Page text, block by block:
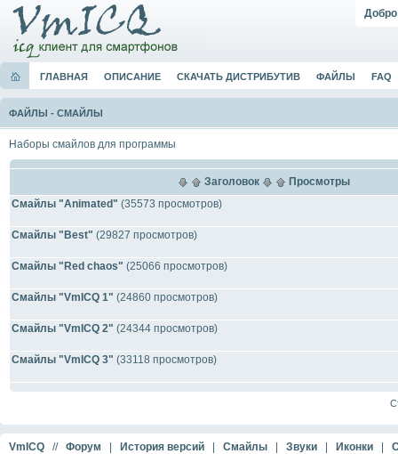
ГЛАВНАЯ ОПИСАНИЕ СКАЧАТЬ ДИСТРИБУТИВ ФАЙЛЫ FAQ
ФАЙЛЫ - СМАЙЛЫ
Наборы смайлов для программы
Заголовок
Просмотры
Смайлы "Animated" (35573 просмотров)
Смайлы "Best" (29827 просмотров)
Смайлы "Red chaos" (25066 просмотров)
Смайлы "VmICQ 1" (24860 просмотров)
Смайлы "VmICQ 2" (24344 просмотров)
Смайлы "VmICQ 3" (33118 просмотров)
VmICQ // Форум История версий Смайлы Звуки Иконки